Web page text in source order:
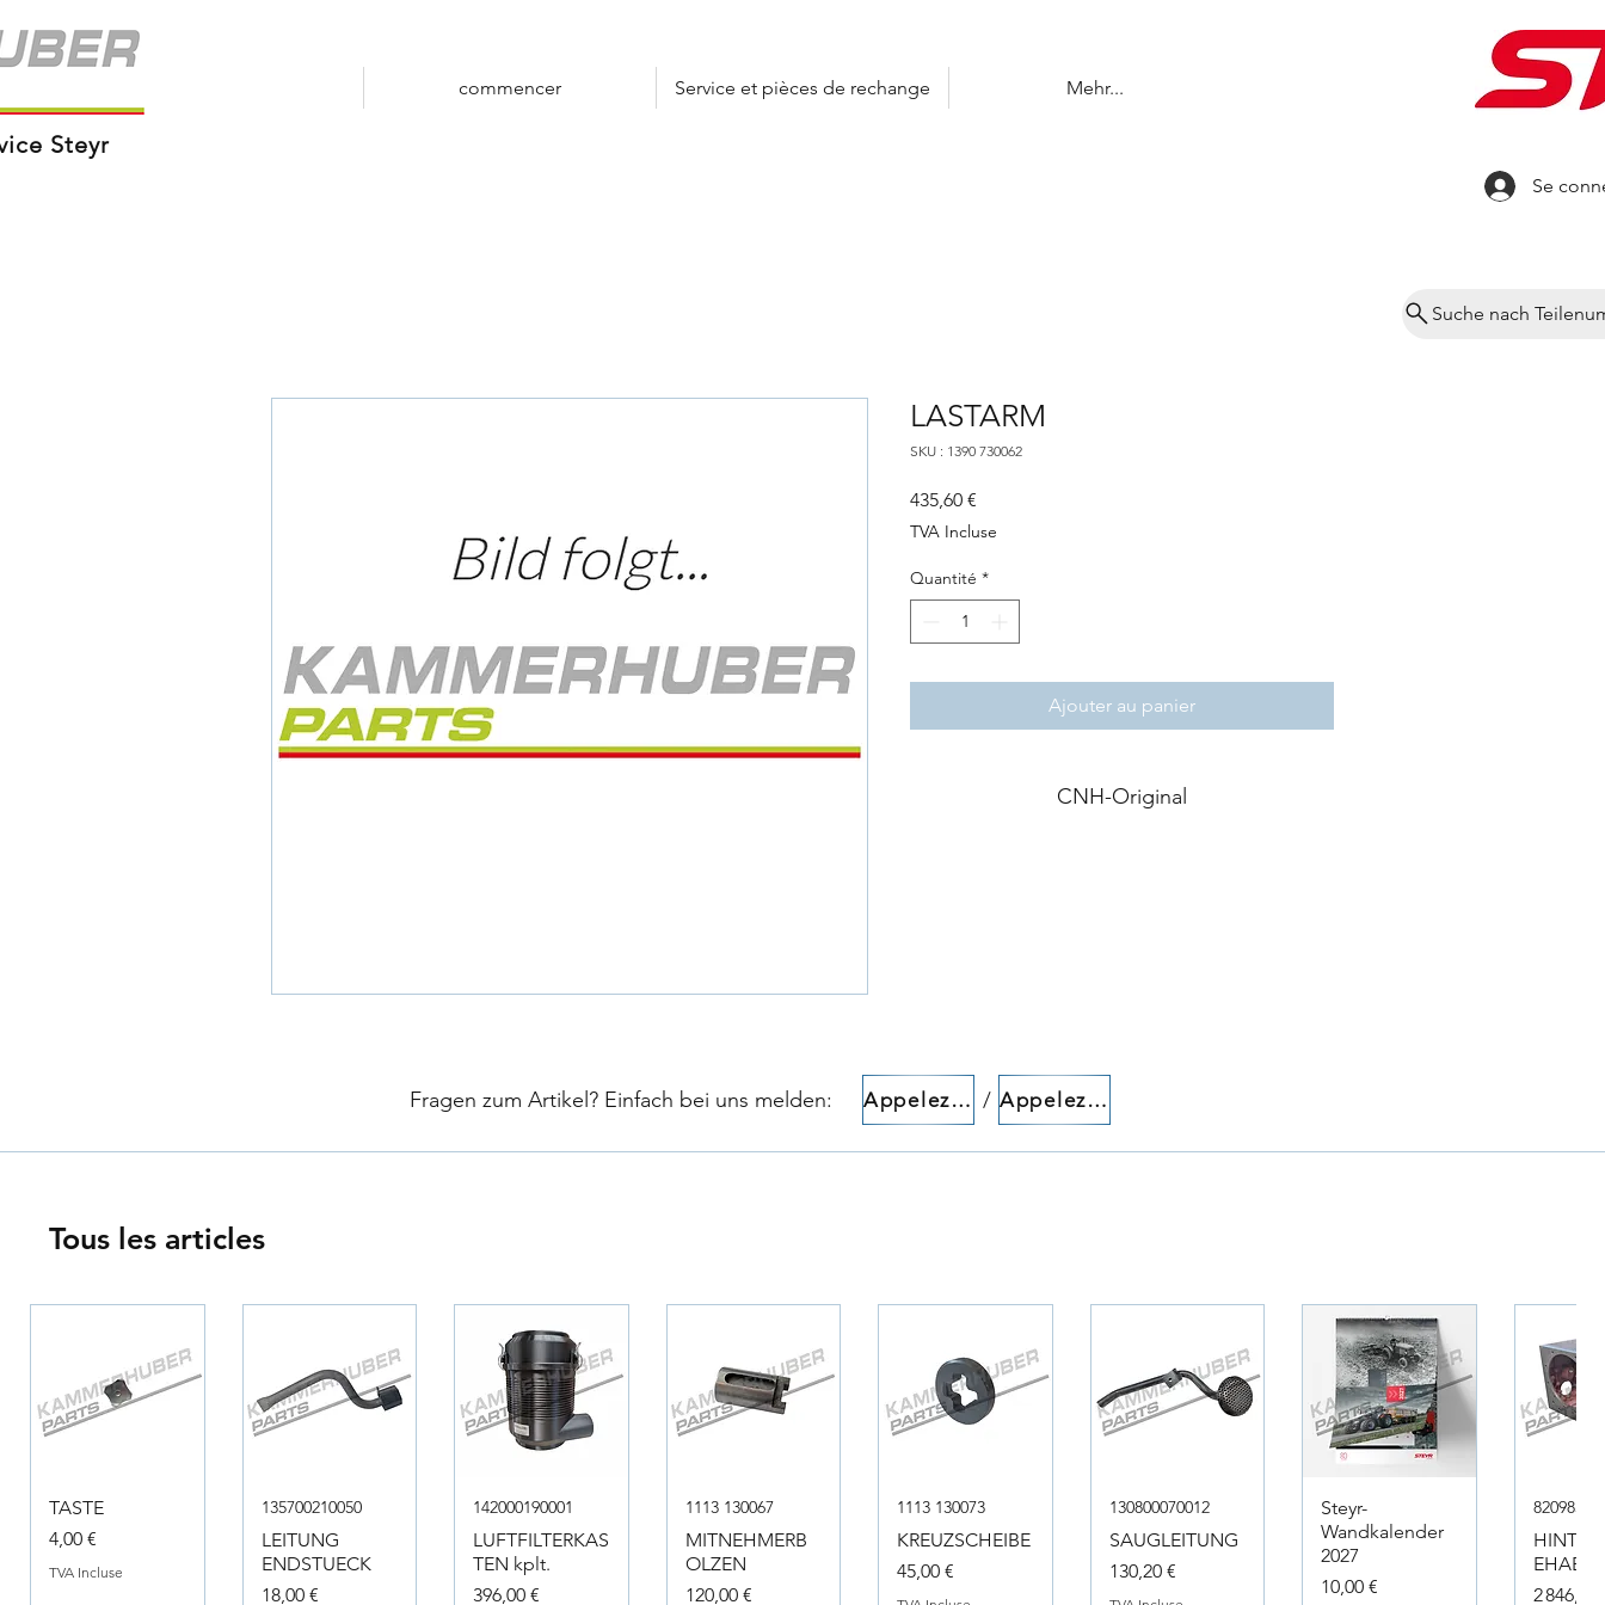
Steyr
commencer Service et pièces de rechange Mehr...
Se
LASTARM
SKU : 1390 730062
435,60 €
TVA Incluse
Quantité *
Ajouter au panier
CNH-Original
Suche nach
Fragen zum Artikel? Einfach bei uns melden:​​ Appelez-nous! / Appelez-nous!
Tous les articles
TASTE
Prix
4,00 €
TVA Incluse
135700210050
LEITUNG
ENDSTUECK
Prix
18,00 €
142000190001
LUFTFILTERKAS
TEN kplt.
Prix
396,00 €
1113 130067
MITNEHMERB
OLZEN
Prix
120,00 €
1113 130073
KREUZSCHEIBE
Prix
45,00 €
130800070012
SAUGLEITUNG
Prix
130,20 €
Steyr-
Wandkalender
2027
Prix
10,00 €
Prix
2 846,40